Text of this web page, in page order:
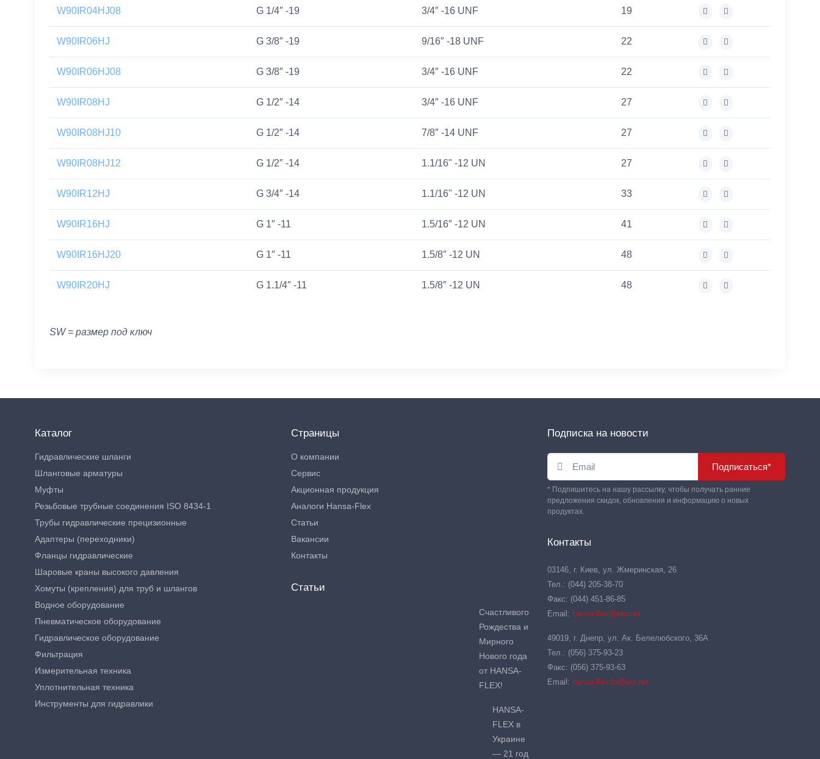
W90IR04HJ08 G 1/4″ -19 3/4″ -16 UNF 19
W90IR06HJ G 3/8″ -19 9/16″ -18 UNF 22
W90IR06HJ08 G 3/8″ -19 3/4″ -16 UNF 22
W90IR08HJ G 1/2″ -14 3/4″ -16 UNF 27
W90IR08HJ10 G 1/2″ -14 7/8″ -14 UNF 27
W90IR08HJ12 G 1/2″ -14 1.1/16" -12 UN 27
W90IR12HJ G 3/4″ -14 1.1/16" -12 UN 33
W90IR16HJ G 1″ -11 1.5/16″ -12 UN 41
W90IR16HJ20 G 1″ -11 1.5/8″ -12 UN 48
W90IR20HJ G 1.1/4″ -11 1.5/8″ -12 UN 48
SW = размер под ключ
Каталог
Гидравлические шланги
Шланговые арматуры
Муфты
Резьбовые трубные соединения ISO 8434-1
Трубы гидравлические прецизионные
Адаптеры (переходники)
Фланцы гидравлические
Шаровые краны высокого давления
Хомуты (крепления) для труб и шлангов
Водное оборудование
Пневматическое оборудование
Гидравлическое оборудование
Фильтрация
Измерительная техника
Уплотнительная техника
Инструменты для гидравлики
Страницы
О компании
Сервис
Акционная продукция
Аналоги Hansa-Flex
Статьи
Вакансии
Контакты
Статьи
Счастливого
Рождества и
Мирного
Нового года
от HANSA-
FLEX!
HANSA-
FLEX в
Украине
— 21 год
Подписка на новости
Подписаться*
* Подпишитесь на нашу рассылку, чтобы получать ранние
предложения скидок, обновления и информацию о новых
продуктах.
Контакты
03146, г. Киев, ул. Жмеринская, 26
Тел.: (044) 205-38-70
Факс: (044) 451-86-85
Email: hansa-flex@ukr.net
49019, г. Днепр, ул. Ак. Белелюбского, 36А
Тел.: (056) 375-93-23
Факс: (056) 375-93-63
Email: hansa-flexdn@ukr.net